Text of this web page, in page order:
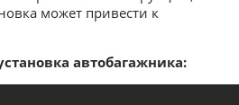
может привести к
автобагажника: